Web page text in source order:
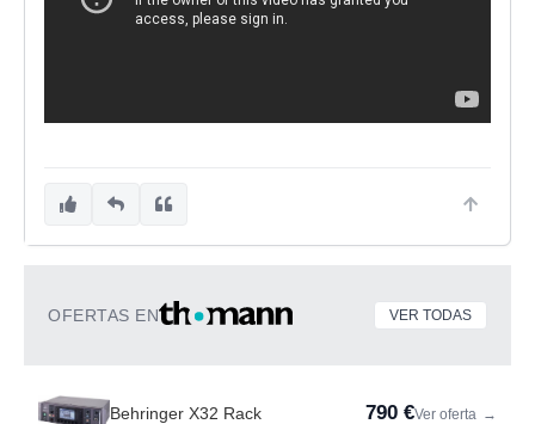
OFERTAS EN VER TODAS
Behringer X32 Rack 790 €Ver oferta →